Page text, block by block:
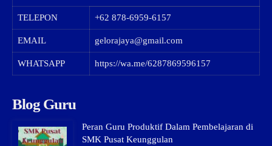
TELEPON +62 878-6959-6157
EMAIL gelorajaya@gmail.com
WHATSAPP https://wa.me/6287869596157
Blog Guru
Peran Guru Produktif Dalam Pembelajaran di
SMK Pusat Keunggulan